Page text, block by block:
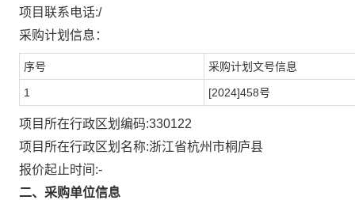
项目联系电话:/
采购计划信息：
序号 采购计划文号信息
1 [2024]458号
项目所在行政区划编码:330122
项目所在行政区划名称:浙江省杭州市桐庐县
报价起止时间:-
二、采购单位信息